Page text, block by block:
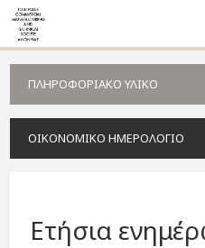
ΠΛΗΡΟΦΟΡΙΑΚΟ ΥΛΙΚΟ
ΟΙΚΟΝΟΜΙΚΟ ΗΜΕΡΟΛΟΓΙΟ
Ετήσια